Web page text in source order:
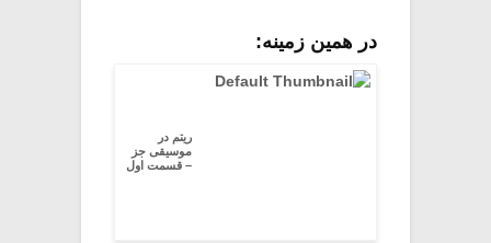
در همین زمینه:
ریتم در
موسیقی جز
– قسمت اول